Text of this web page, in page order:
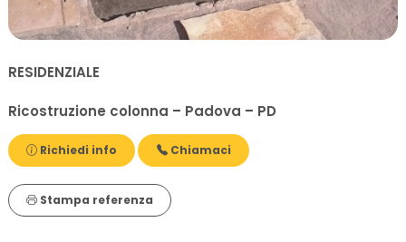
RESIDENZIALE
Ricostruzione colonna – Padova – PD
Richiedi info Chiamaci
Stampa referenza